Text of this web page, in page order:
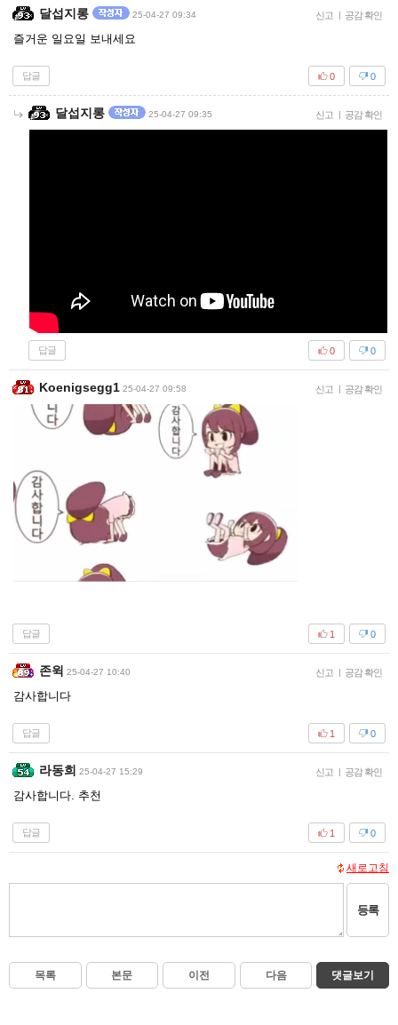
달섭지롱 25-04-27 09:34 신고 | 공감 확인
즐거운 일요일 보내세요
답글 0
0
달섭지롱 25-04-27 09:35 신고 | 공감 확인
답글 0
0
Koenigsegg1 25-04-27 09:58 신고 공감 확인
답글 0
1
존윅 25-04-27 10:40 신고 공감 확인
감사합니다
답글 0
1
라동희 25-04-27 15:29 신고 공감 확인
감사합니다. 추천
답글 0
1
새로고침
등록
목록 본문 이전 다음 댓글보기